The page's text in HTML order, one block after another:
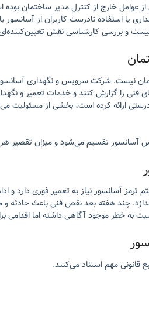
خارج از کنترل مدیر ساختمان بوده
استفاده نادرست کاربران از آسانسور
و بررسی کارشناسی نقش
نیست. شرکت سرویس و نگهداری
گزارش کنند و خدمات تعمیر و نگهداری
ارائه کرده است، بخشی از مسئولیت
آسانسور تقسیم می‌شود و میزان
نیاز به تعمیر فوری دارد و
چند هفته بعد نقص فنی باعث
خطر موجود آگاهی داشته اما اقدامی
قانونی مهم استناد می‌کنند.